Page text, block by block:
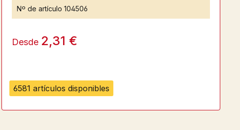
6581 artículos disponibles
Nº de artículo 104506
Desde 2,31 €